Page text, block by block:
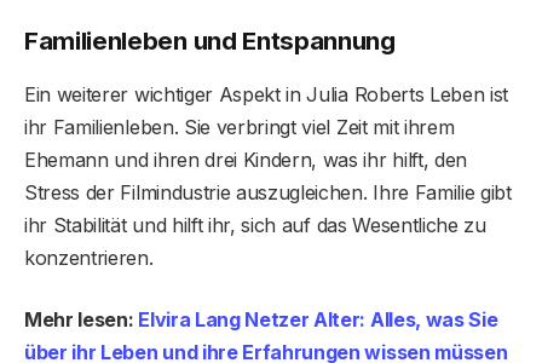
Familienleben und Entspannung
Ein weiterer wichtiger Aspekt in Julia Roberts Leben ist
ihr Familienleben. Sie verbringt viel Zeit mit ihrem
Ehemann und ihren drei Kindern, was ihr hilft, den
Stress der Filmindustrie auszugleichen. Ihre Familie gibt
ihr Stabilität und hilft ihr, sich auf das Wesentliche zu
konzentrieren.
Mehr lesen: Elvira Lang Netzer Alter: Alles, was Sie
über ihr Leben und ihre Erfahrungen wissen müssen